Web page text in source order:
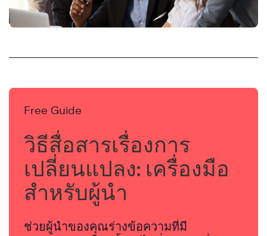
Free Guide
วิธีสื่อสารเรื่องการ
เปลี่ยนแปลง: เครื่องมือ
สำหรับผู้นำ
ช่วยผู้นำของคุณร่างข้อความที่มี